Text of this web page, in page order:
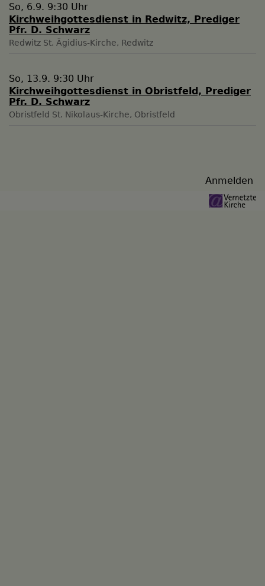
So, 6.9. 9:30 Uhr
Kirchweihgottesdienst in Redwitz, Prediger
Pfr. D. Schwarz
Redwitz St. Ägidius-Kirche, Redwitz
So, 13.9. 9:30 Uhr
Kirchweihgottesdienst in Obristfeld, Prediger
Pfr. D. Schwarz
Obristfeld St. Nikolaus-Kirche, Obristfeld
Anmelden